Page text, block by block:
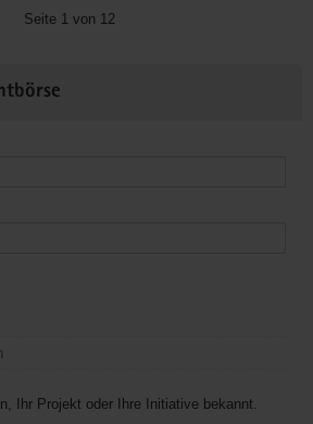
Seite 1 von 12
Ihr Projekt oder Ihre Initiative bekannt.